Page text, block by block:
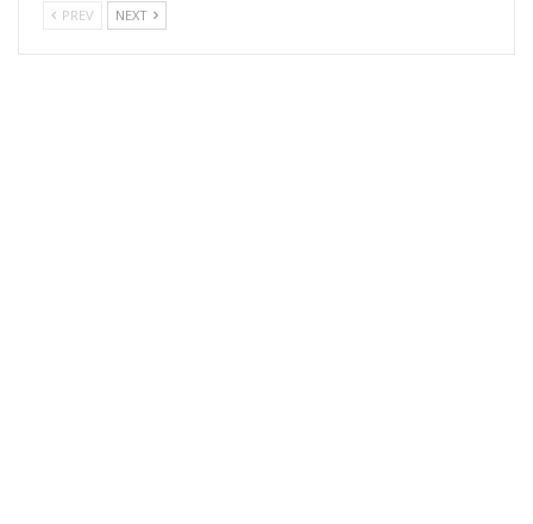
PREV NEXT